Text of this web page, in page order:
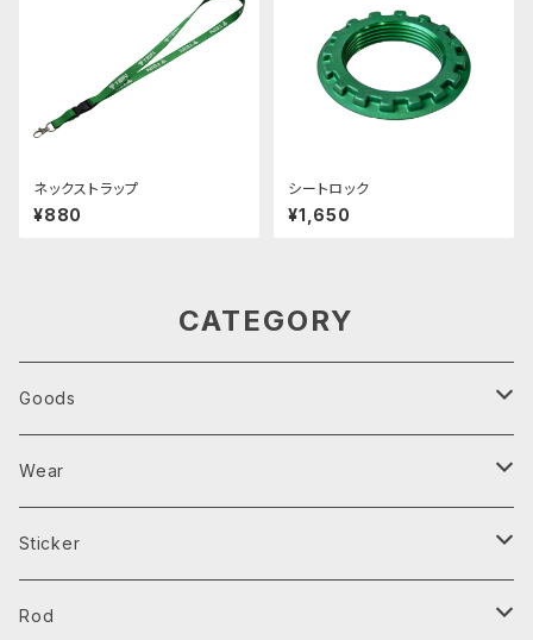
ネックストラップ
¥880
シートロック
¥1,650
CATEGORY
Goods
Parts Tray
芳香剤
キーホルダー・キーケース
Wear
エプロン
レインウェア
Sticker
ステッカー
Rod